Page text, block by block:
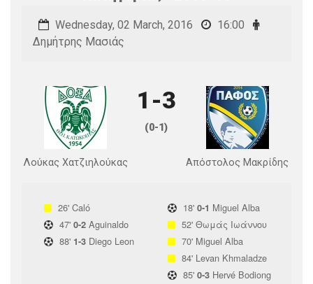
Wednesday, 02 March, 2016
16:00
Δημήτρης Μασιάς
Λούκας Χατζιηλούκας
1-3
(0-1)
Απόστολος Μακρίδης
26' Caló
47' 0-2 Aguinaldo
88' 1-3 Diego Leon
18' 0-1 Miguel Alba
52' Θωμάς Ιωάννου
70' Miguel Alba
84' Levan Khmaladze
85' 0-3 Hervé Bodiong